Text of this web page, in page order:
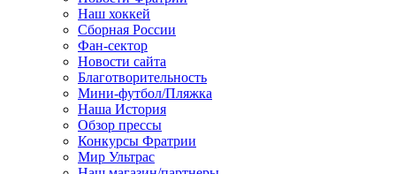
Наш хоккей
Сборная России
Фан-cектор
Новости сайта
Благотворительность
Мини-футбол/Пляжка
Наша История
Обзор прессы
Конкурсы Фратрии
Мир Ультрас